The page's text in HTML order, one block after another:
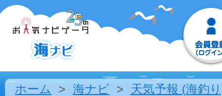
ホーム 海ナビ 天気予報 (海釣